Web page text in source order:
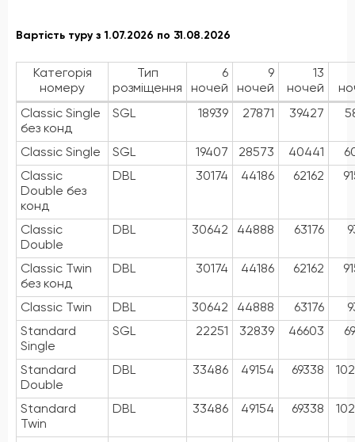
Вартість туру з 1.07.2026 по 31.08.2026
Категорія
номеру
Тип
розміщення
6
ночей
9
ночей
13
ночей
Classic Single
без конд
SGL 18939 27871 39427
Classic Single SGL 19407 28573 40441
Classic
Double без
конд
DBL 30174 44186 62162
Classic
Double
DBL 30642 44888 63176
Classic Twin
без конд
DBL 30174 44186 62162
Classic Twin DBL 30642 44888 63176
Standard
Single
SGL 22251 32839 46603
Standard
Double
DBL 33486 49154 69338
Standard
Twin
DBL 33486 49154 69338